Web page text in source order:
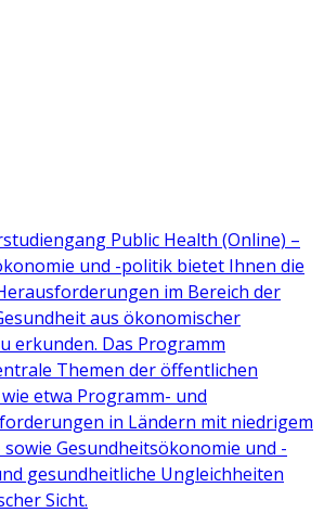
Public Health (Online) –
und -politik bietet Ihnen die
im Bereich der
aus ökonomischer
erkunden. Das Programm
Themen der öffentlichen
etwa Programm- und
in Ländern mit niedrigem
sowie Gesundheitsökonomie und -
gesundheitliche Ungleichheiten
Sicht.